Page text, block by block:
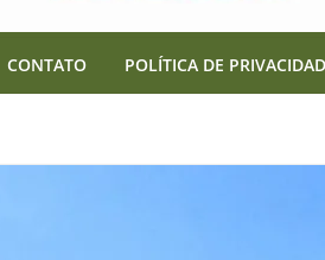
CONTATO POLÍTICA DE